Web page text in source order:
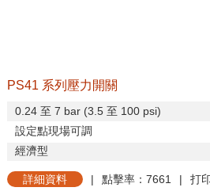
PS41 系列壓力開關
0.24 至 7 bar (3.5 至 100 psi)
設定點現場可調
經濟型
詳細資料 | 點擊率：7661 | 打